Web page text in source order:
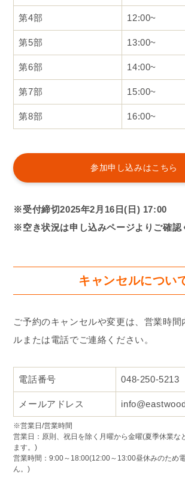
第4部 12:00~
第5部 13:00~
第6部 14:00~
第7部 15:00~
第8部 16:00~
参加申し込みはこちら
※受付締切2025年2月16日(日) 17:00
※空き状況は申し込みページよりご確認
キャンセルについ
ご予約のキャンセルや変更は、営業時間
ルまたは電話でご連絡ください。
電話番号 048-250-5213
メールアドレス
※営業日/営業時間
営業日：原則、祝日を除く月曜から金曜(夏季休業な
ます。)
営業時間：9:00～18:00(12:00～13:00昼休みのため
ん。)